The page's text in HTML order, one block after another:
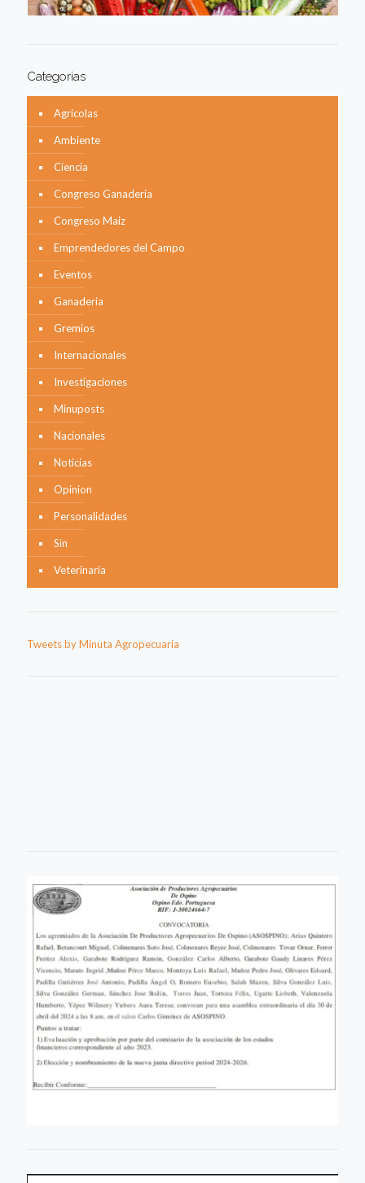
Categorias
Agricolas
Ambiente
Ciencia
Congreso Ganaderia
Congreso Maiz
Emprendedores del Campo
Eventos
Ganaderia
Gremios
Internacionales
Investigaciones
Minuposts
Nacionales
Noticias
Opinion
Personalidades
Sin
Veterinaria
Tweets by Minuta Agropecuaria